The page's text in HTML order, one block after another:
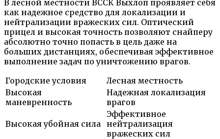
В лесной местности ВССК Выхлоп проявляет себя
как надежное средство для локализации и
нейтрализации вражеских сил. Оптический
прицел и высокая точность позволяют снайперу
абсолютно точно попасть в цель даже на
больших дистанциях, обеспечивая эффективное
выполнение задач по уничтожению врагов.
Городские условия
Лесная местность
Высокая
маневренность
Надежная локализация
врагов
Высокая убойная сила
Эффективное
нейтрализация
вражеских сил